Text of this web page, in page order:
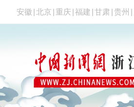
安徽 北京 重庆 福建 甘肃 贵州